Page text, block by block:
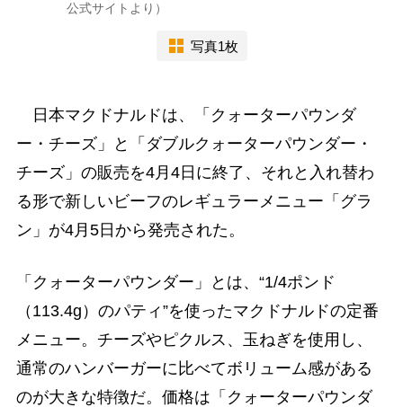
公式サイトより）
写真1枚
日本マクドナルドは、「クォーターパウンダ
ー・チーズ」と「ダブルクォーターパウンダー・
チーズ」の販売を4月4日に終了、それと入れ替わ
る形で新しいビーフのレギュラーメニュー「グラ
ン」が4月5日から発売された。
「クォーターパウンダー」とは、“1/4ポンド
（113.4g）のパティ”を使ったマクドナルドの定番
メニュー。チーズやピクルス、玉ねぎを使用し、
通常のハンバーガーに比べてボリューム感がある
のが大きな特徴だ。価格は「クォーターパウンダ